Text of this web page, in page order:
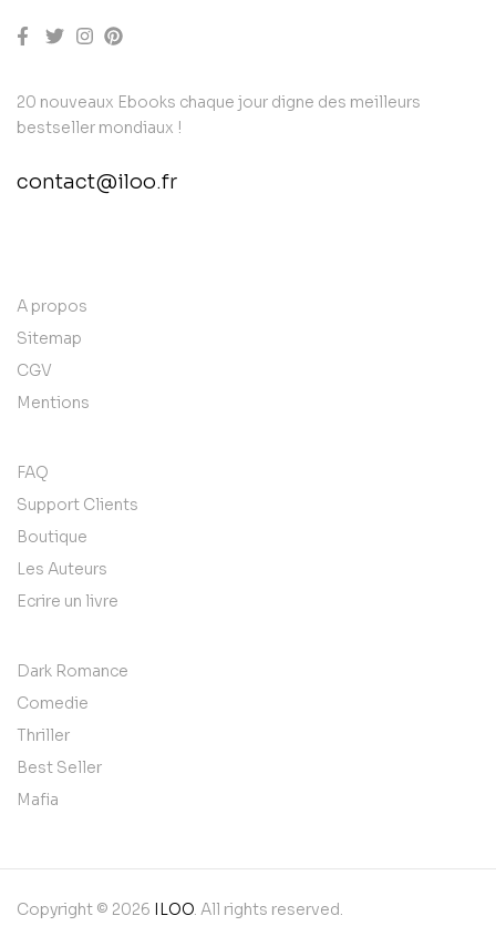
20 nouveaux Ebooks chaque jour digne des meilleurs
bestseller mondiaux !
contact@iloo.fr
A propos
Sitemap
CGV
Mentions
FAQ
Support Clients
Boutique
Les Auteurs
Ecrire un livre
Dark Romance
Comedie
Thriller
Best Seller
Mafia
Copyright © 2026 ILOO. All rights reserved.